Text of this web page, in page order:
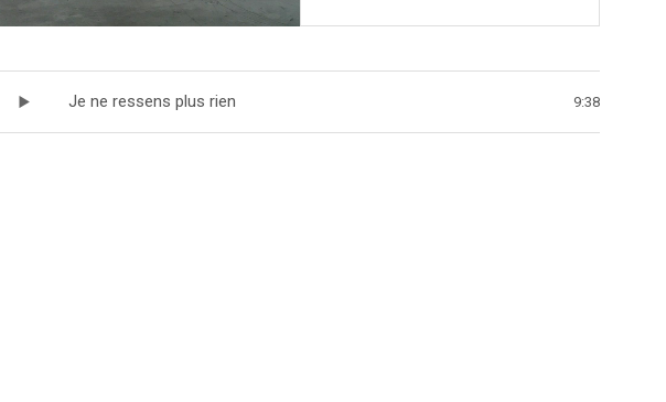
Record Tracklist
Je ne ressens plus rien 9:38